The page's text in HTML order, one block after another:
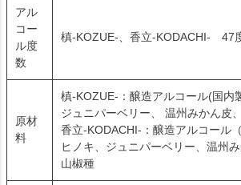
アル
コー
ル度
数
槙-KOZUE-、香立-KODACHI- 47
原材
料
槙-KOZUE-：醸造アルコール(国内
ジュニパーベリー、 温州みかん皮
香立-KODACHI-：醸造アルコール
ヒノキ、ジュニパーベリー、温州み
山椒種